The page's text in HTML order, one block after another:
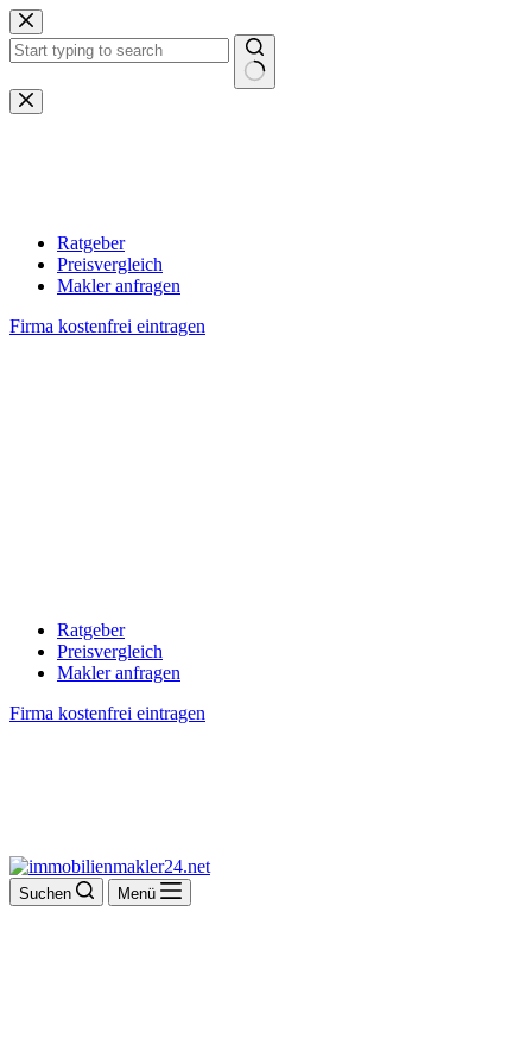
Zum
Inhalt
springen
Keine
Ergebnisse
Ratgeber
Preisvergleich
Makler anfragen
Firma kostenfrei eintragen
Ratgeber
Preisvergleich
Makler anfragen
Firma kostenfrei eintragen
Suchen Menü